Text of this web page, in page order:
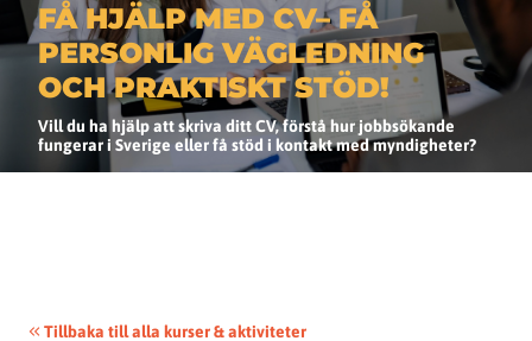
FÅ HJÄLP MED CV– FÅ
PERSONLIG VÄGLEDNING
OCH PRAKTISKT STÖD!
Vill du ha hjälp att skriva ditt CV, förstå hur jobbsökande
fungerar i Sverige eller få stöd i kontakt med myndigheter?
Tillbaka till alla kurser & aktiviteter